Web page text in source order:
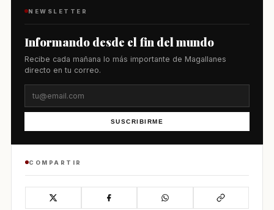
NEWSLETTER
Informando desde el fin del mundo
Recibe cada mañana lo más importante de Magallanes
directo en tu correo.
SUSCRIBIRME
COMPARTIR